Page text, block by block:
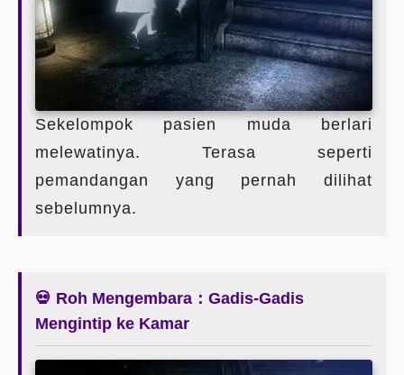
Sekelompok pasien muda berlari
melewatinya. Terasa seperti
pemandangan yang pernah dilihat
sebelumnya.
💀 Roh Mengembara：Gadis-Gadis
Mengintip ke Kamar